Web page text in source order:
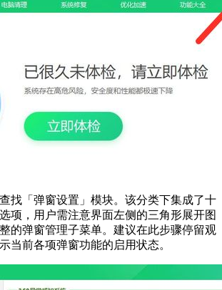
找「弹窗设置」模块。该分类下集成了十
项，用户需注意界面左侧的三角形展开图
的弹窗管理子菜单。建议在此步骤停留观
当前各项弹窗功能的启用状态。